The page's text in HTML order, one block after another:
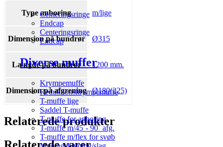
Centeringsringe
Endcap
Centeringsringe
Endcap
Diverse muffer
Krympemuffe
Reduktionskrympemuffe
T-muffe lige
Saddel T-muffe
T-muffe for anboring
T-muffe m/45˚- 90˚ afg.
T-muffe m/flex for svøb
Type anboring m/lige
Dimension på bundrør Ø315
Længde på bundrør 1200 mm.
Dimension på afgrening Ø180(225)
Relaterede produkter